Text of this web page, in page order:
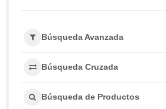
Búsqueda Avanzada
Búsqueda Cruzada
Búsqueda de Productos